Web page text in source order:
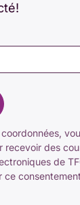
recevoir des
de
ce